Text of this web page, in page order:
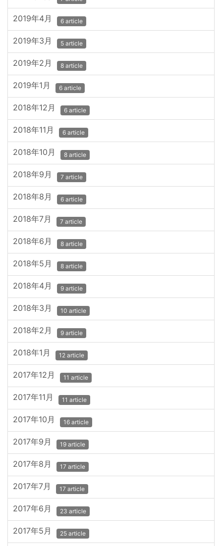
2019年4月 6 article
2019年3月 5 article
2019年2月 8 article
2019年1月 6 article
2018年12月 6 article
2018年11月 6 article
2018年10月 8 article
2018年9月 7 article
2018年8月 6 article
2018年7月 7 article
2018年6月 8 article
2018年5月 8 article
2018年4月 9 article
2018年3月 10 article
2018年2月 9 article
2018年1月 12 article
2017年12月 11 article
2017年11月 11 article
2017年10月 16 article
2017年9月 19 article
2017年8月 17 article
2017年7月 17 article
2017年6月 23 article
2017年5月 25 article